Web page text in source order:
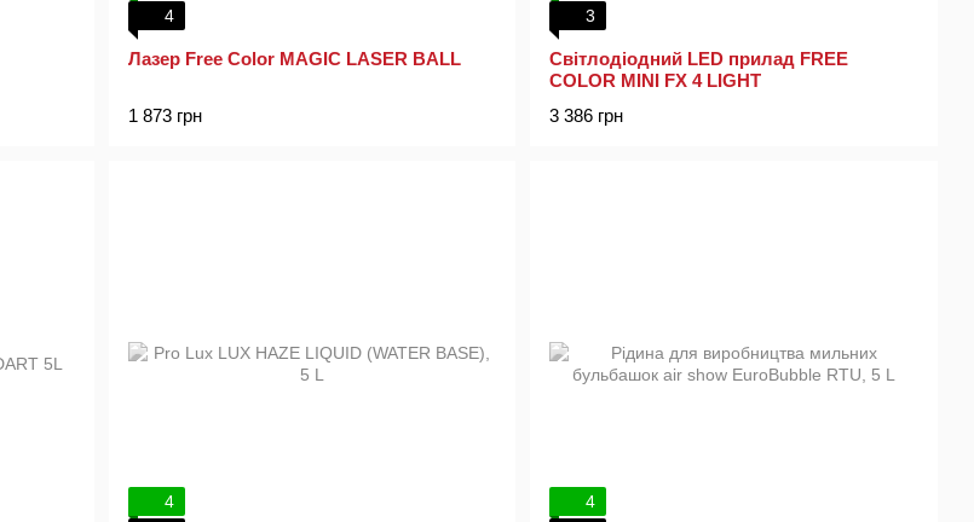
4
Лазер Free Color MAGIC LASER BALL
1 873 грн
3
Світлодіодний LED прилад FREE
COLOR MINI FX 4 LIGHT
3 386 грн
4
4